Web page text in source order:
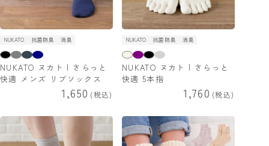
NUKATO 抗菌防臭 消臭
NUKATO ヌカト | さらっと
快適 メンズ リブソックス
1,650 税込
NUKATO 抗菌防臭 消臭
NUKATO ヌカト | さらっと
快適 5本指
1,760 税込